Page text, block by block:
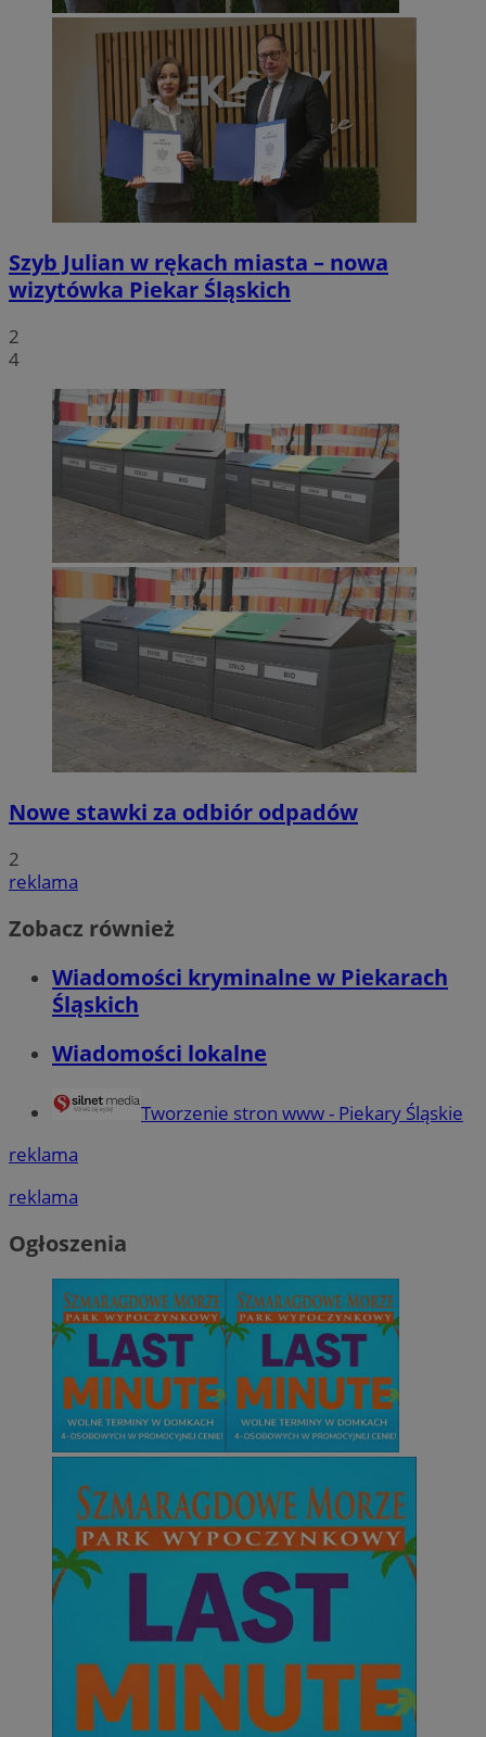
Szyb Julian w rękach miasta – nowa
wizytówka Piekar Śląskich
2
4
Nowe stawki za odbiór odpadów
2
reklama
Zobacz również
Wiadomości kryminalne w Piekarach
Śląskich
Wiadomości lokalne
Tworzenie stron www - Piekary Śląskie
reklama
reklama
Ogłoszenia